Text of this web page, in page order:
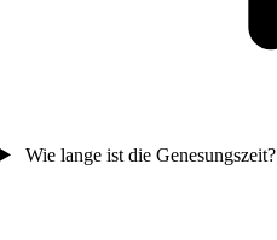
Wie lange ist die Genesungszeit?